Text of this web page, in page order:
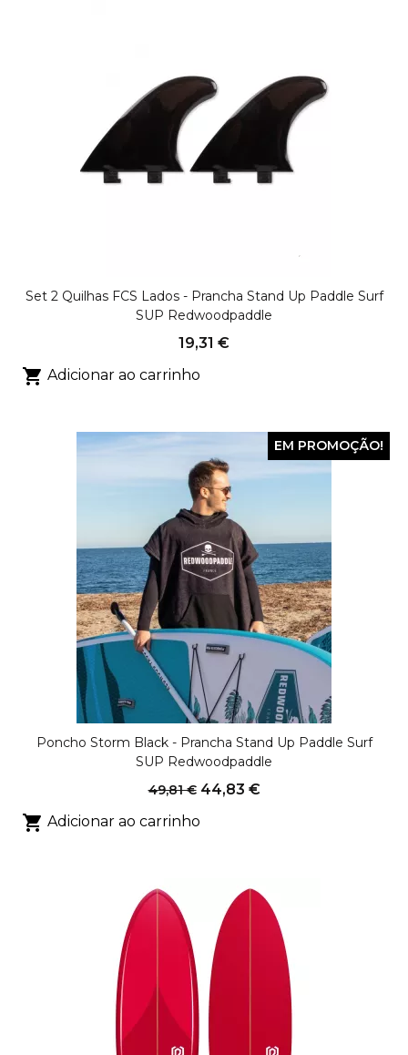
Set 2 Quilhas FCS Lados - Prancha Stand Up Paddle Surf
SUP Redwoodpaddle
19,31 €
 Adicionar ao carrinho
Poncho Storm Black - Prancha Stand Up Paddle Surf
SUP Redwoodpaddle
49,81 € 44,83 €
 Adicionar ao carrinho
EM PROMOÇÃO!